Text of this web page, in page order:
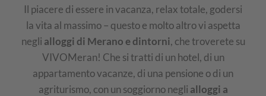
Il piacere di essere in vacanza, relax totale, godersi
la vita al massimo – questo e molto altro vi aspetta
negli alloggi di Merano e dintorni, che troverete su
VIVOMeran! Che si tratti di un hotel, di un
appartamento vacanze, di una pensione o di un
agriturismo, con un soggiorno negli alloggi a